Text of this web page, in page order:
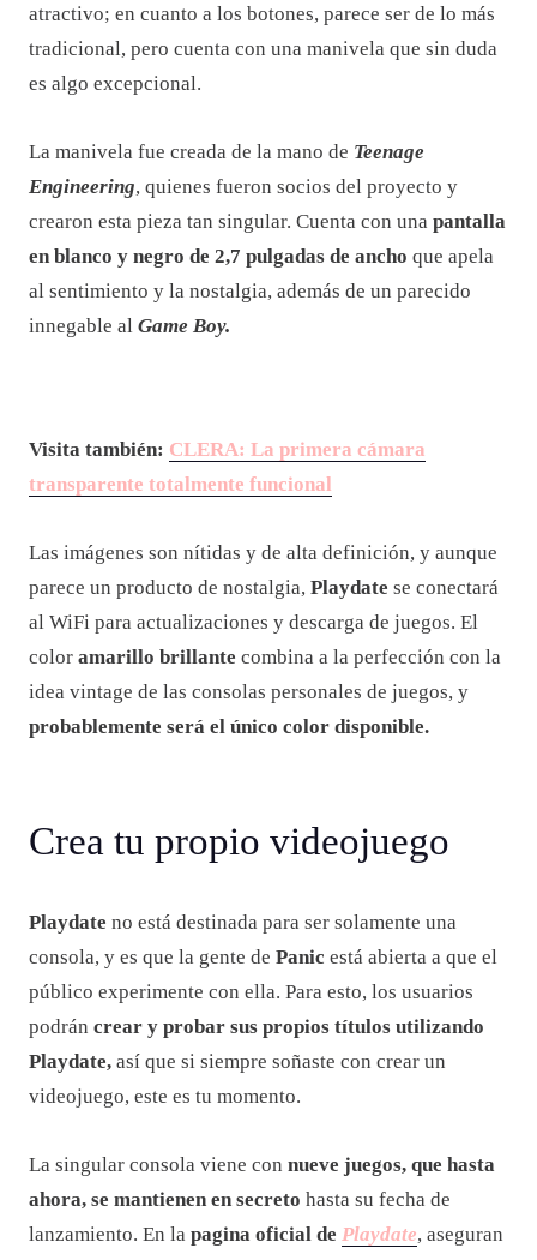
atractivo; en cuanto a los botones, parece ser de lo más
tradicional, pero cuenta con una manivela que sin duda
es algo excepcional.
La manivela fue creada de la mano de Teenage
Engineering, quienes fueron socios del proyecto y
crearon esta pieza tan singular. Cuenta con una pantalla
en blanco y negro de 2,7 pulgadas de ancho que apela
al sentimiento y la nostalgia, además de un parecido
innegable al Game Boy.
Visita también: CLERA: La primera cámara
transparente totalmente funcional
Las imágenes son nítidas y de alta definición, y aunque
parece un producto de nostalgia, Playdate se conectará
al WiFi para actualizaciones y descarga de juegos. El
color amarillo brillante combina a la perfección con la
idea vintage de las consolas personales de juegos, y
probablemente será el único color disponible.
Crea tu propio videojuego
Playdate no está destinada para ser solamente una
consola, y es que la gente de Panic está abierta a que el
público experimente con ella. Para esto, los usuarios
podrán crear y probar sus propios títulos utilizando
Playdate, así que si siempre soñaste con crear un
videojuego, este es tu momento.
La singular consola viene con nueve juegos, que hasta
ahora, se mantienen en secreto hasta su fecha de
lanzamiento. En la pagina oficial de Playdate, aseguran